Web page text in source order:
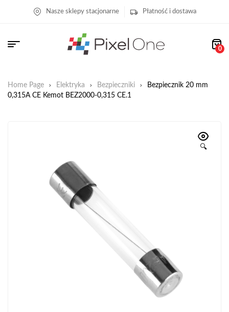
Nasze sklepy stacjonarne Płatność i dostawa
0
Home Page Elektryka Bezpieczniki
Bezpiecznik 20 mm
0,315A CE Kemot BEZ2000-0,315 CE.1
🔍